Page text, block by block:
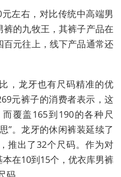
左右，对比传统中高端男
的九牧王，其裤子产品在
元往上，线下产品通常还
，龙牙也有尺码精准的优
元裤子的消费者表示，这
覆盖165到190的各种尺
。 龙牙的休闲裤装延续了
推出了32个尺码。作为对
在10到15个，优衣库男裤